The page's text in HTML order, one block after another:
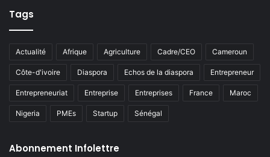
Tags
Actualité Afrique Agriculture Cadre/CEO Cameroun
Côte-d'ivoire Diaspora Echos de la diaspora Entrepreneur
Entrepreneuriat Entreprise Entreprises France Maroc
Nigeria PMEs Startup Sénégal
Abonnement Infolettre